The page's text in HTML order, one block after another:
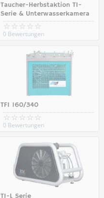
Taucher-Herbstaktion TI-
Serie & Unterwasserkamera
0 Bewertungen
TFI 160/340
0 Bewertungen
TI-L Serie